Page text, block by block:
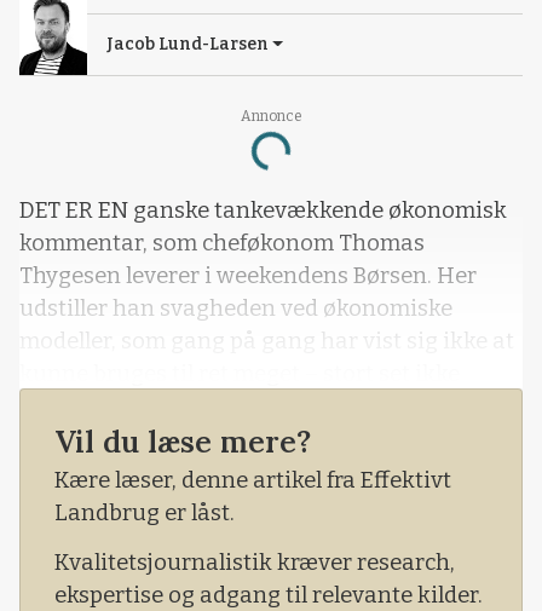
Annonce
Loading...
Jacob Lund-Larsen
DET ER EN ganske tankevækkende økonomisk
kommentar, som cheføkonom Thomas
Thygesen leverer i weekendens Børsen. Her
udstiller han svagheden ved økonomiske
modeller, som gang på gang har vist sig ikke at
forudsige en kommende rentestigning.
Vil du læse mere?
Kære læser, denne artikel fra Effektivt
Landbrug er låst.
Kvalitetsjournalistik kræver research,
ekspertise og adgang til relevante kilder.